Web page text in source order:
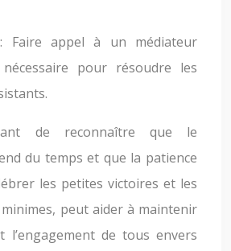
Faire appel à un médiateur
pour résoudre les
de reconnaître que le
du temps et que la patience
les petites victoires et les
peut aider à maintenir
l’engagement de tous envers